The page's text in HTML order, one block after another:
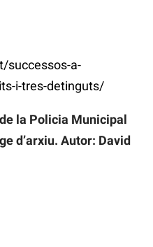
successos-a-
i-tres-detinguts/
la Policia Municipal
d’arxiu. Autor: David